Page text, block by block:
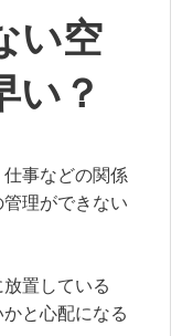
い空
い？
事などの関係
理ができない
置している
と心配になる